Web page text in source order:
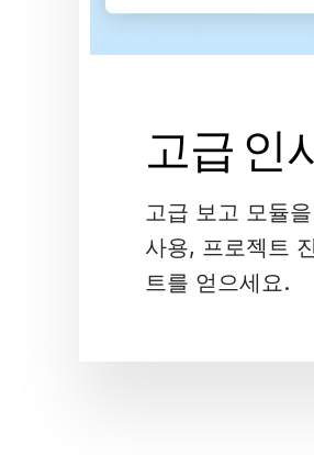
고급 인
고급 보고 모듈
사용, 프로젝트
트를 얻으세요.